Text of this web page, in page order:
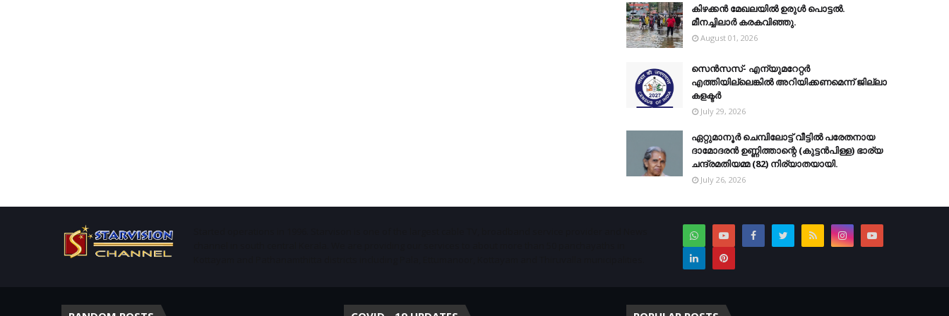
കിഴക്കന്‍ മേഖലയില്‍ ഉരുള്‍ പൊട്ടല്‍.
മീനച്ചിലാര്‍ കരകവിഞ്ഞു.
August 01, 2026
സെന്‍സസ്- എന്യുമറേറ്റര്‍
എത്തിയില്ലെങ്കില്‍ അറിയിക്കണമെന്ന് ജില്ലാ
കളക്ടര്‍
July 29, 2026
ഏറ്റുമാനൂര്‍ ചെമ്പിലോട്ട് വീട്ടില്‍ പരേതനായ
ദാമോദരന്‍ ഉണ്ണിത്താന്റെ (കുട്ടന്‍പിള്ള) ഭാര്യ
ചന്ദ്രമതിയമ്മ (82) നിര്യാതയായി.
July 26, 2026